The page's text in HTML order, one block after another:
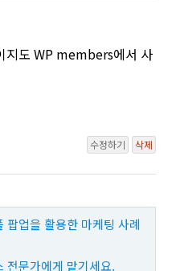
지도 WP members에서 사
수정하기 삭제
팝업을 활용한 마케팅 사례
전문가에게 맡기세요.